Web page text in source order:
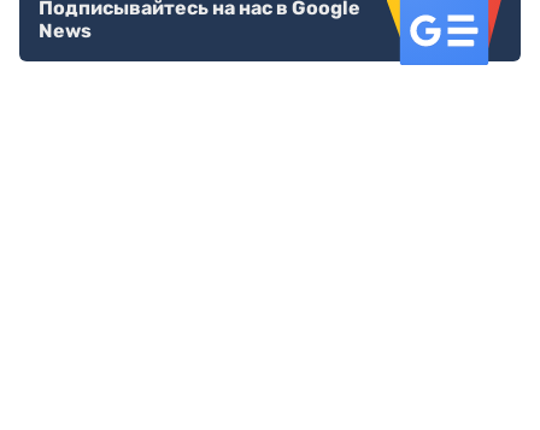
Подписывайтесь на нас в Google
News